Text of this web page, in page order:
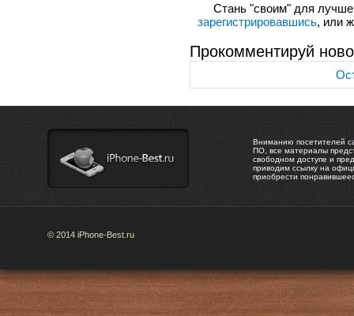
Стань "своим" для
зарегистрировавшись, или
Прокомментируй
Вниманию посетителей
ПО, все материалы
свободном доступе и
приводим ссылку на
приобрести
© 2014 iPhone-Best.ru